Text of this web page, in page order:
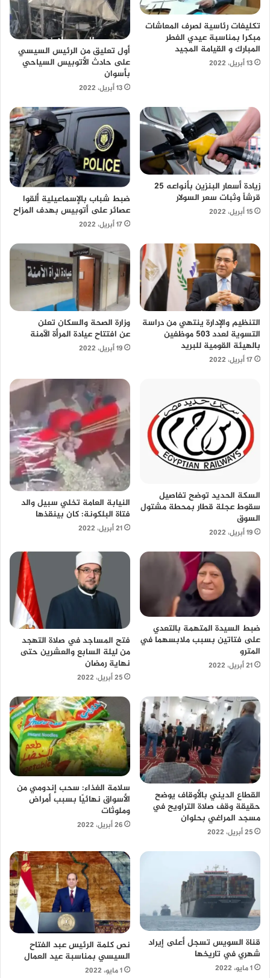
تكليفات رئاسية لصرف المعاشات
مبكرا بمناسبة عيدي الفطر
المبارك و القيامة المجيد
13 أبريل، 2022
أول تعليق من الرئيس السيسي
على حادث الأتوبيس السياحي
بأسوان
13 أبريل، 2022
زيادة أسعار البنزين بأنواعه 25
قرشاً وثبات سعر السولار
15 أبريل، 2022
ضبط شباب بالإسماعيلية ألقوا
عصائر على أتوبيس بهدف المزاح
17 أبريل، 2022
التنظيم والإدارة ينتهي من دراسة
التسوية لعدد 503 موظفين
بالهيئة القومية للبريد
17 أبريل، 2022
وزارة الصحة والسكان تعلن
عن افتتاح عيادة المرأة الآمنة
19 أبريل، 2022
السكة الحديد توضح تفاصيل
سقوط عجلة قطار بمحطة مشتول
السوق
19 أبريل، 2022
النيابة العامة تخلي سبيل والد
فتاة البلكونة: كان بينقذها
21 أبريل، 2022
ضبط السيدة المتهمة بالتعدي
على فتاتين بسبب ملابسهما في
المترو
21 أبريل، 2022
فتح المساجد في صلاة التهجد
من ليلة السابع والعشرين حتى
نهاية رمضان
25 أبريل، 2022
القطاع الديني بالأوقاف يوضح
حقيقة وقف صلاة التراويح في
مسجد المراغي بحلوان
25 أبريل، 2022
سلامة الغذاء: سحب إندومي من
الأسواق نهائيًا بسبب أمراض
وملوثات
26 أبريل، 2022
قناة السويس تسجل أعلى إيراد
شهري في تاريخها
1 مايو، 2022
نص كلمة الرئيس عبد الفتاح
السيسي بمناسبة عيد العمال
1 مايو، 2022